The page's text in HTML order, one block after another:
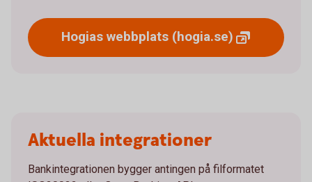
Hogias webbplats (hogia.se)
Aktuella integrationer
Bankintegrationen bygger antingen på filformatet